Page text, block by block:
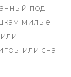
под
милые
или сна